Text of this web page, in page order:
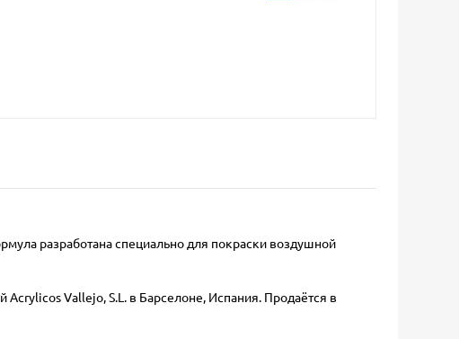
разработана специально для покраски воздушной
Vallejo, S.L. в Барселоне, Испания. Продаётся в